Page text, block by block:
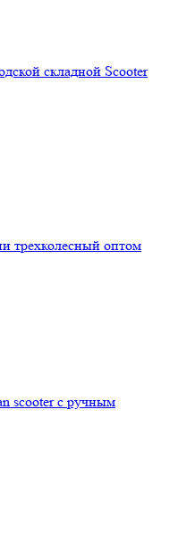
складной Scooter
трехколесный оптом
scooter с ручным